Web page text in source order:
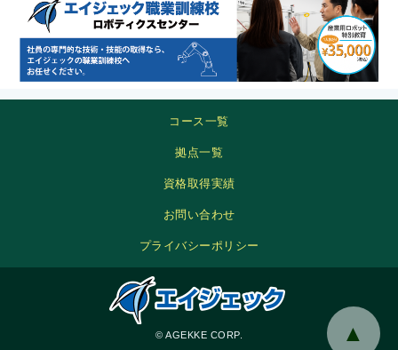
コース一覧
拠点一覧
資格取得実績
お問い合わせ
プライバシーポリシー
© AGEKKE CORP. ▲